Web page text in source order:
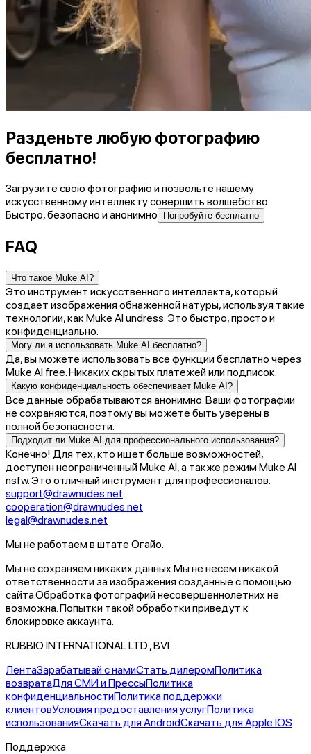
Разденьте любую фотографию
бесплатно!
Загрузите свою фотографию и позвольте нашему
искусственному интеллекту совершить волшебство.
Быстро, безопасно и анонимно
Попробуйте бесплатно
FAQ
Что такое Muke AI?
Это инструмент искусственного интеллекта, который
создает изображения обнаженной натуры, используя такие
технологии, как Muke AI undress. Это быстро, просто и
конфиденциально.
Могу ли я использовать Muke AI бесплатно?
Да, вы можете использовать все функции бесплатно через
Muke AI free. Никаких скрытых платежей или подписок.
Какую конфиденциальность обеспечивает Muke AI?
Все данные обрабатываются анонимно. Ваши фотографии
не сохраняются, поэтому вы можете быть уверены в
полной безопасности.
Подходит ли Muke AI для профессионального использования?
Конечно! Для тех, кто ищет больше возможностей,
доступен неограниченный Muke AI, а также режим Muke AI
nsfw. Это отличный инструмент для профессионалов.
support@drawnudes.net
cooperation@drawnudes.net
legal@drawnudes.net
Мы не работаем в штате Огайо.
Мы не сохраняем никаких данных. Мы не несем никакой
ответственности за изображения созданные с помощью
сайта.Обработка фотографий несовершеннолетних не
возможна. Попытки такой обработки приведут к
блокировке аккаунта.
RUBBIO INTERNATIONAL LTD., BVI
ЛентаЗарабатывай с намиСтать дилеромПолитика
возвратаДля СМИ и ПрессыПолитика
конфиденциальностиПолитика поддержки
клиентовУсловия предоставления услугПолитика
использованияСкачать для AndroidСкачать для Apple IOS
Поддержка